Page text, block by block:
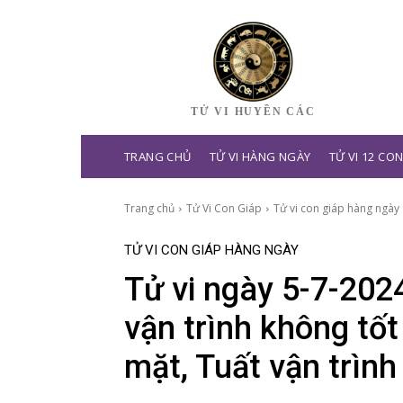
TỬ VI HUYỀN CÁC
TRANG CHỦ TỬ VI HÀNG NGÀY TỬ VI 12
Trang chủ Tử Vi Con Giáp Tử vi con giáp hàng ngày
TỬ VI CON GIÁP HÀNG NGÀY
Tử vi ngày 5-7-
vận trình không
mặt, Tuất vận